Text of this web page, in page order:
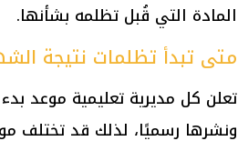
المادة التي قُبل تظلمه بشأنها.
متى تبدأ تظلمات نتيجة
تعلن كل مديرية تعليمية موعد
ونشرها رسميًا، لذلك قد تختلف